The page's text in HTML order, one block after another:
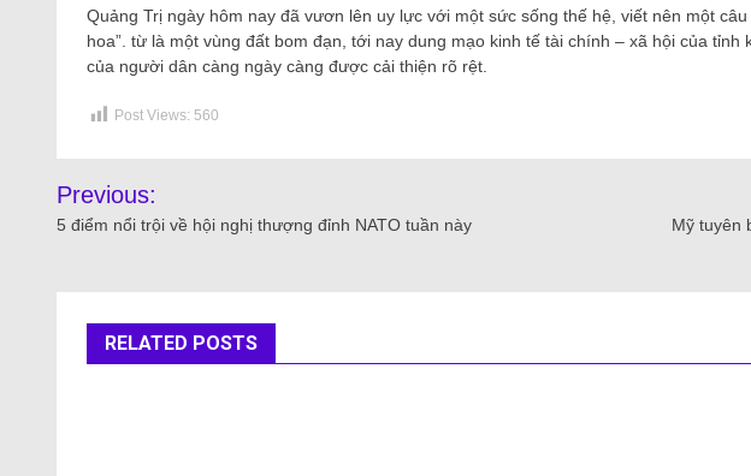
Quảng Trị ngày hôm nay đã vươn lên uy lực với một sức sống thế hệ, viết nên một
hoa”. từ là một vùng đất bom đạn, tới nay dung mạo kinh tế tài chính – xã hội của
của người dân càng ngày càng được cải thiện rõ rệt.
Post Views: 560
Previous:
5 điểm nổi trội về hội nghị thượng đỉnh NATO tuần này Mỹ tuyên
RELATED POSTS